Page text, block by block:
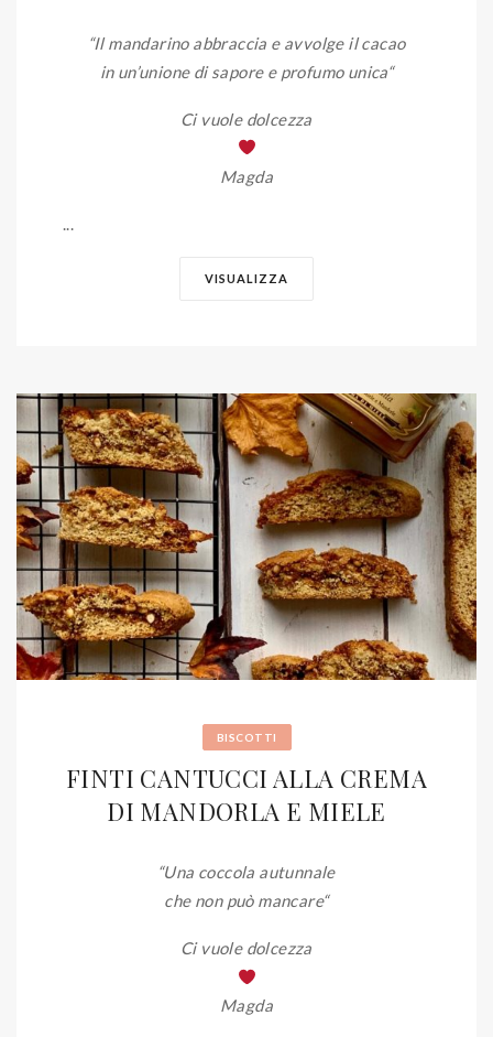
“Il mandarino abbraccia e avvolge il cacao
in un’unione di sapore e profumo unica“
Ci vuole dolcezza
Magda
...
VISUALIZZA
BISCOTTI
FINTI CANTUCCI ALLA CREMA
DI MANDORLA E MIELE
“Una coccola autunnale
che non può mancare“
Ci vuole dolcezza
Magda